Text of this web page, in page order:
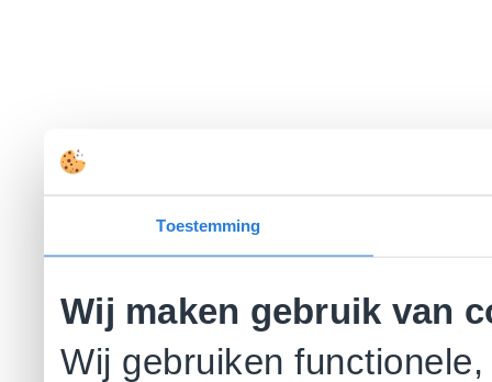
Toestemming
Wij maken gebruik van
Wij gebruiken